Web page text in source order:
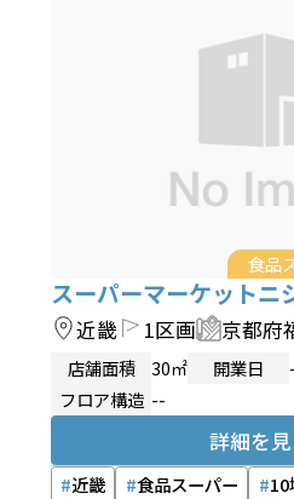
食品
スーパーマーケットニ
近畿 1区画 京都府
店舗面積 30㎡ 開業日
フロア構造 --
詳細を
近畿 食品スーパー 10